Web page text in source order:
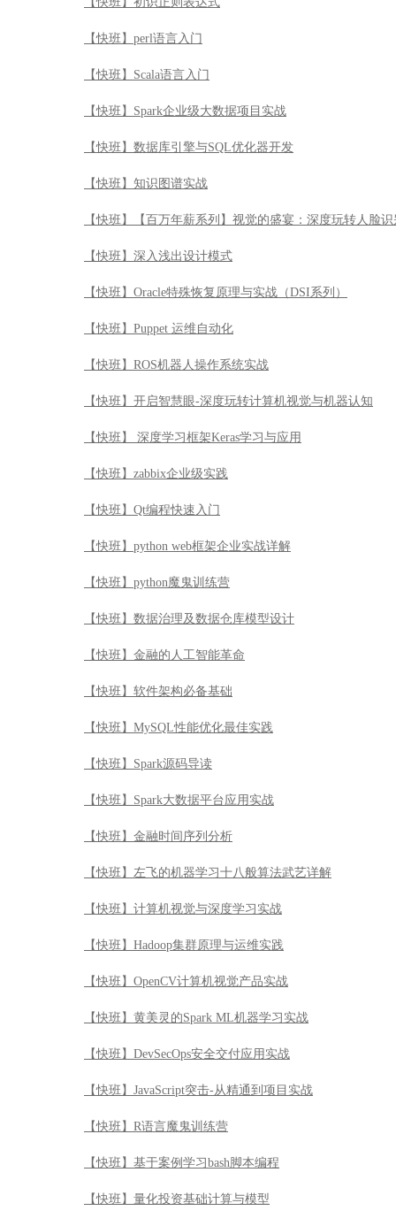
【快班】perl语言入门
【快班】Scala语言入门
【快班】Spark企业级大数据项目实战
【快班】数据库引擎与SQL优化器开发
【快班】知识图谱实战
【快班】【百万年薪系列】视觉的盛宴：深度玩转人脸识
【快班】深入浅出设计模式
【快班】Oracle特殊恢复原理与实战（DSI系列）
【快班】Puppet 运维自动化
【快班】ROS机器人操作系统实战
【快班】开启智慧眼-深度玩转计算机视觉与机器认知
【快班】 深度学习框架Keras学习与应用
【快班】zabbix企业级实践
【快班】Qt编程快速入门
【快班】python web框架企业实战详解
【快班】python魔鬼训练营
【快班】数据治理及数据仓库模型设计
【快班】金融的人工智能革命
【快班】软件架构必备基础
【快班】MySQL性能优化最佳实践
【快班】Spark源码导读
【快班】Spark大数据平台应用实战
【快班】金融时间序列分析
【快班】左飞的机器学习十八般算法武艺详解
【快班】计算机视觉与深度学习实战
【快班】Hadoop集群原理与运维实践
【快班】OpenCV计算机视觉产品实战
【快班】黄美灵的Spark ML机器学习实战
【快班】DevSecOps安全交付应用实战
【快班】JavaScript突击-从精通到项目实战
【快班】R语言魔鬼训练营
【快班】基于案例学习bash脚本编程
【快班】量化投资基础计算与模型